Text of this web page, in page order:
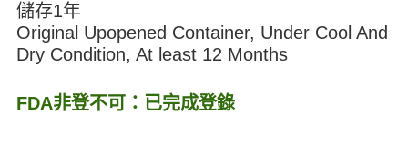
儲存1年
Original Upopened Container, Under Cool And
Dry Condition, At least 12 Months
FDA非登不可：已完成登錄